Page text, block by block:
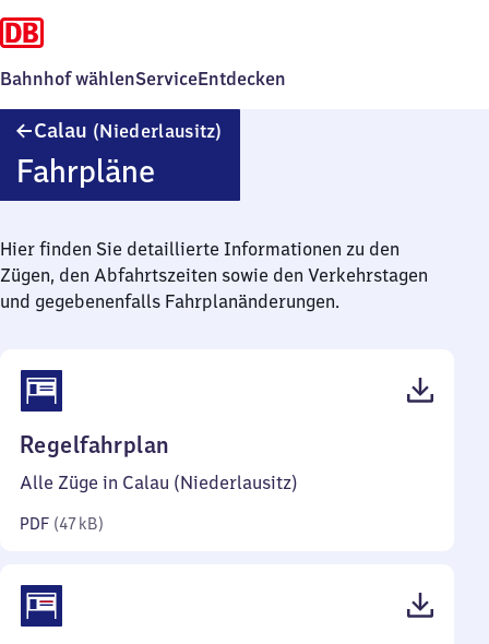
Bahnhof wählenServiceEntdecken
Calau (Niederlausitz)
Fahrpläne
Hier finden Sie detaillierte Informationen zu den
Zügen, den Abfahrtszeiten sowie den Verkehrstagen
und gegebenenfalls Fahrplanänderungen.
Regelfahrplan
47
Alle Züge in Calau (Niederlausitz)
PDF (47 kB)